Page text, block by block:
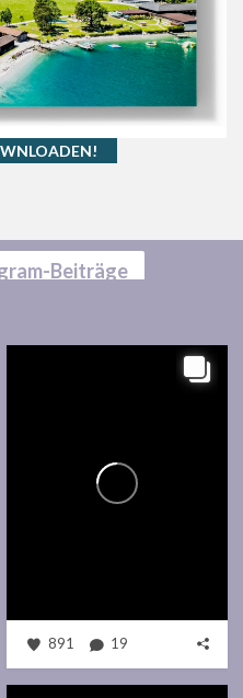
Beiträge
891 19